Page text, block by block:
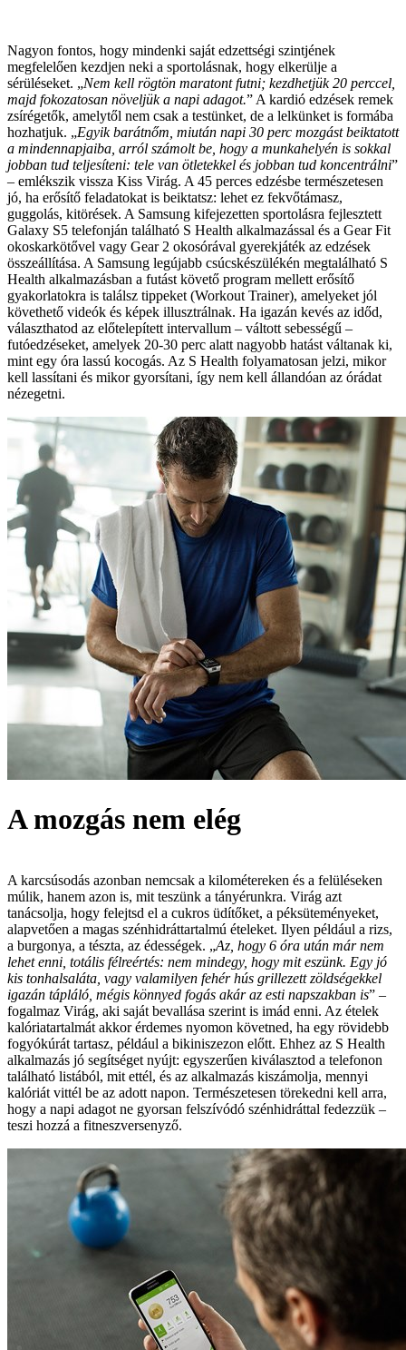
Nagyon fontos, hogy mindenki saját edzettségi szintjének
megfelelően kezdjen neki a sportolásnak, hogy elkerülje a
sérüléseket. „Nem kell rögtön maratont futni; kezdhetjük 20 perccel,
majd fokozatosan növeljük a napi adagot.” A kardió edzések remek
zsírégetők, amelytől nem csak a testünket, de a lelkünket is formába
hozhatjuk. „Egyik barátnőm, miután napi 30 perc mozgást beiktatott
a mindennapjaiba, arról számolt be, hogy a munkahelyén is sokkal
jobban tud teljesíteni: tele van ötletekkel és jobban tud koncentrálni”
– emlékszik vissza Kiss Virág. A 45 perces edzésbe természetesen
jó, ha erősítő feladatokat is beiktatsz: lehet ez fekvőtámasz,
guggolás, kitörések. A Samsung kifejezetten sportolásra fejlesztett
Galaxy S5 telefonján található S Health alkalmazással és a Gear Fit
okoskarkötővel vagy Gear 2 okosórával gyerekjáték az edzések
összeállítása. A Samsung legújabb csúcskészülékén megtalálható S
Health alkalmazásban a futást követő program mellett erősítő
gyakorlatokra is találsz tippeket (Workout Trainer), amelyeket jól
követhető videók és képek illusztrálnak. Ha igazán kevés az időd,
választhatod az előtelepített intervallum – váltott sebességű –
futóedzéseket, amelyek 20-30 perc alatt nagyobb hatást váltanak ki,
mint egy óra lassú kocogás. Az S Health folyamatosan jelzi, mikor
kell lassítani és mikor gyorsítani, így nem kell állandóan az órádat
nézegetni.
A mozgás nem elég
A karcsúsodás azonban nemcsak a kilométereken és a felüléseken
múlik, hanem azon is, mit teszünk a tányérunkra. Virág azt
tanácsolja, hogy felejtsd el a cukros üdítőket, a péksüteményeket,
alapvetően a magas szénhidráttartalmú ételeket. Ilyen például a rizs,
a burgonya, a tészta, az édességek. „Az, hogy 6 óra után már nem
lehet enni, totális félreértés: nem mindegy, hogy mit eszünk. Egy jó
kis tonhalsaláta, vagy valamilyen fehér hús grillezett zöldségekkel
igazán tápláló, mégis könnyed fogás akár az esti napszakban is” –
fogalmaz Virág, aki saját bevallása szerint is imád enni. Az ételek
kalóriatartalmát akkor érdemes nyomon követned, ha egy rövidebb
fogyókúrát tartasz, például a bikiniszezon előtt. Ehhez az S Health
alkalmazás jó segítséget nyújt: egyszerűen kiválasztod a telefonon
található listából, mit ettél, és az alkalmazás kiszámolja, mennyi
kalóriát vittél be az adott napon. Természetesen törekedni kell arra,
hogy a napi adagot ne gyorsan felszívódó szénhidráttal fedezzük –
teszi hozzá a fitneszversenyző.